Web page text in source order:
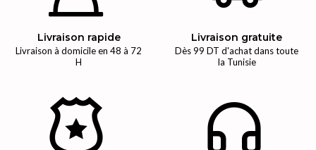
Livraison rapide
Livraison à domicile en 48 à 72
H
Livraison gratuite
Dès 99 DT d'achat dans toute
la Tunisie